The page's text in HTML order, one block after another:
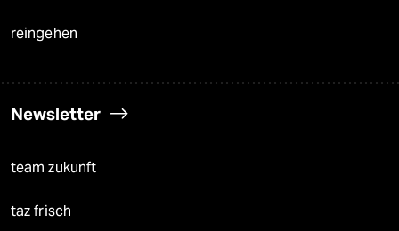
reingehen
Newsletter
team zukunft
taz frisch